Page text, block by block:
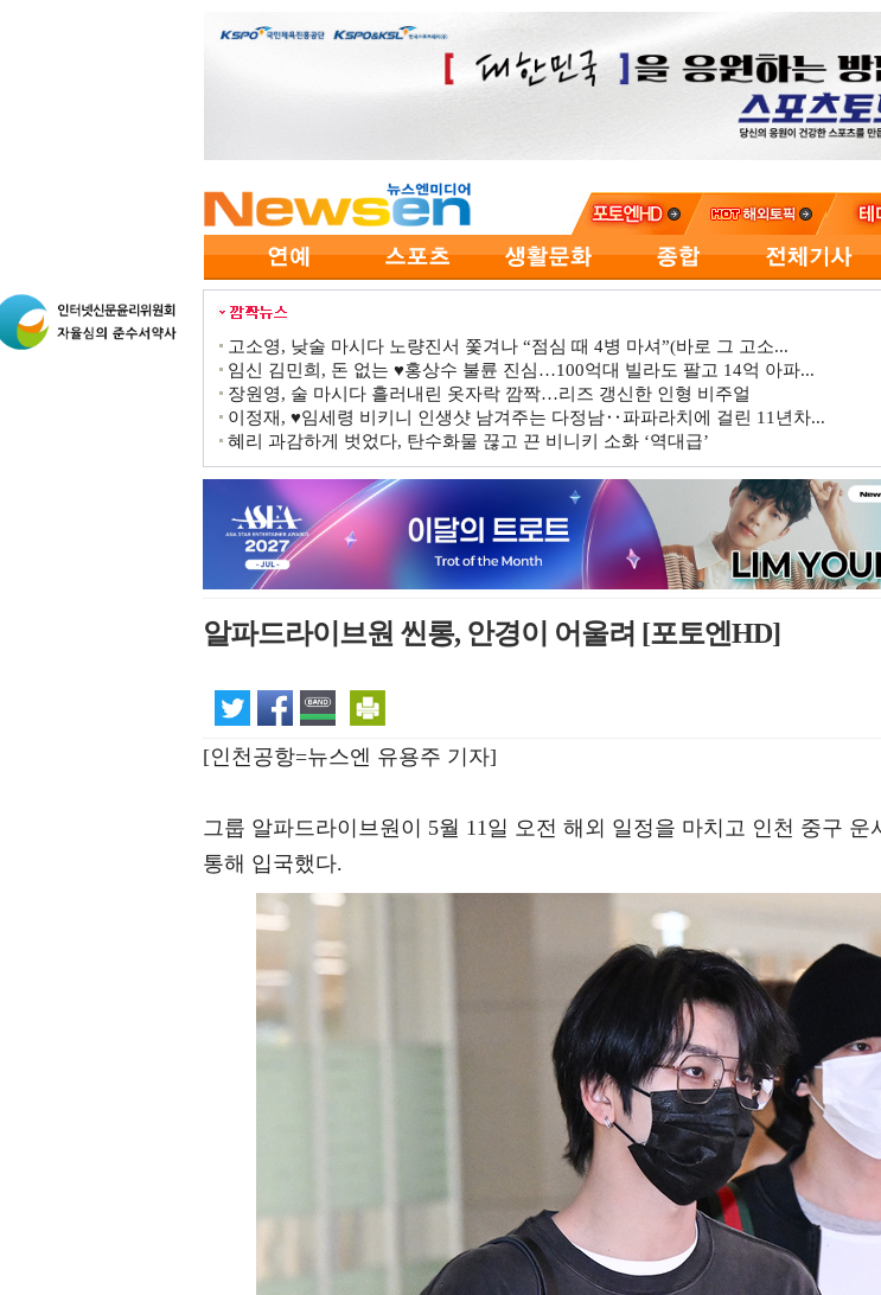
고소영, 낮술 마시다 노량진서 쫓겨나 “점심 때 4병 마셔”(바로 그 고소...
임신 김민희, 돈 없는 ♥홍상수 불륜 진심…100억대 빌라도 팔고 14억 아파...
장원영, 술 마시다 흘러내린 옷자락 깜짝…리즈 갱신한 인형 비주얼
이정재, ♥임세령 비키니 인생샷 남겨주는 다정남‥파파라치에 걸린 11년차...
혜리 과감하게 벗었다, 탄수화물 끊고 끈 비니키 소화 ‘역대급’
알파드라이브원 씬롱, 안경이 어울려 [포토엔HD]
[인천공항=뉴스엔 유용주 기자]
그룹 알파드라이브원이 5월 11일 오전 해외 일정을 마치고 인천 중구 운
통해 입국했다.